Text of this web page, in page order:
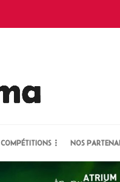
COMPÉTITIONS NOS